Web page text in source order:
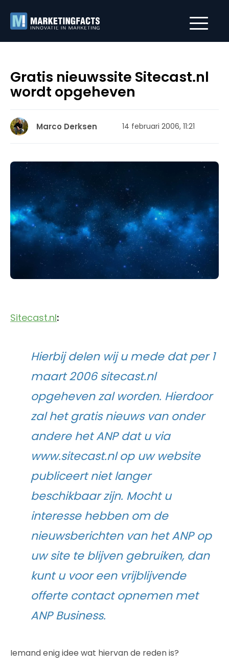
Gratis nieuwssite Sitecast.nl
wordt opgeheven
Marco Derksen 14 februari 2006, 11:21
Sitecast.nl:
Hierbij delen wij u mede dat per 1
maart 2006 sitecast.nl
opgeheven zal worden. Hierdoor
zal het gratis nieuws van onder
andere het ANP dat u via
www.sitecast.nl op uw website
publiceert niet langer
beschikbaar zijn. Mocht u
interesse hebben om de
nieuwsberichten van het ANP op
uw site te blijven gebruiken, dan
kunt u voor een vrijblijvende
offerte contact opnemen met
ANP Business.
Iemand enig idee wat hiervan de reden is?